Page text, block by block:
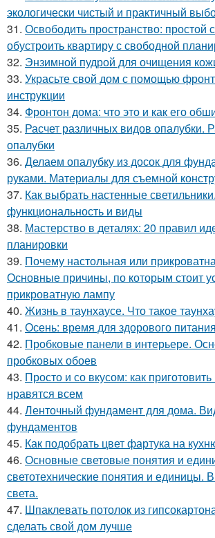
экологически чистый и практичный
31. Освободить пространство: простой
обустроить квартиру с свободной
32. Энзимной пудрой для очищения
33. Украсьте свой дом с помощью
инструкции
34. Фронтон дома: что это и как его
35. Расчет различных видов опалубки.
опалубки
36. Делаем опалубку из досок для
руками. Материалы для съемной
37. Как выбрать настенные
функциональность и виды
38. Мастерство в деталях: 20 правил
планировки
39. Почему настольная или
Основные причины, по которым стоит
прикроватную лампу
40. Жизнь в таунхаусе. Что такое
41. Осень: время для здорового питания
42. Пробковые панели в интерьере.
пробковых обоев
43. Просто и со вкусом: как
нравятся всем
44. Ленточный фундамент для дома.
фундаментов
45. Как подобрать цвет фартука на
46. Основные световые понятия и
светотехнические понятия и единицы.
света.
47. Шпаклевать потолок из
сделать свой дом лучше